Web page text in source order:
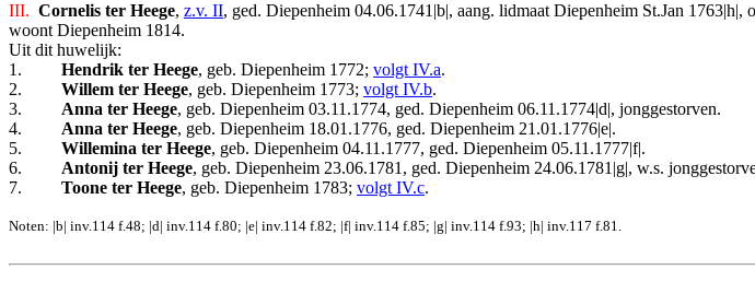
III. Cornelis ter Heege, z.v. II, ged. Diepenheim 04.06.1741|b|, aang. lidmaat Diepenheim St.Jan
woont Diepenheim 1814.
Uit dit huwelijk:
1.
Hendrik ter Heege, geb. Diepenheim 1772; volgt IV.a.
2.
Willem ter Heege, geb. Diepenheim 1773; volgt IV.b.
3.
Anna ter Heege, geb. Diepenheim 03.11.1774, ged. Diepenheim 06.11.1774|d|, jonggestorven.
4.
Anna ter Heege, geb. Diepenheim 18.01.1776, ged. Diepenheim 21.01.1776|e|.
5.
Willemina ter Heege, geb. Diepenheim 04.11.1777, ged. Diepenheim 05.11.1777|f|.
6.
Antonij ter Heege, geb. Diepenheim 23.06.1781, ged. Diepenheim 24.06.1781|g|, w.s.
7.
Toone ter Heege, geb. Diepenheim 1783; volgt IV.c.
Noten: |b| inv.114 f.48; |d| inv.114 f.80; |e| inv.114 f.82; |f| inv.114 f.85; |g| inv.114 f.93; |h| inv.117 f.81.